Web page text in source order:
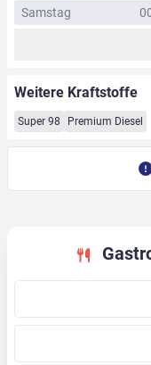
Samstag
Weitere Kraftstoffe
Super 98 Premium Diesel